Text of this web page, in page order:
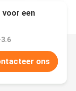
voor een
ons